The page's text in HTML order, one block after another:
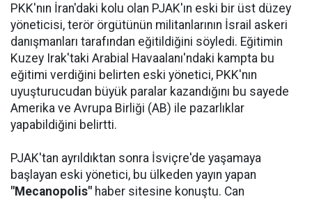
PKK'nın İran'daki kolu olan PJAK'ın eski bir üst düzey
yöneticisi, terör örgütünün militanlarının İsrail askeri
danışmanları tarafından eğitildiğini söyledi. Eğitimin
Kuzey Irak'taki Arabial Havaalanı'ndaki kampta bu
eğitimi verdiğini belirten eski yönetici, PKK'nın
uyuşturucudan büyük paralar kazandığını bu sayede
Amerika ve Avrupa Birliği (AB) ile pazarlıklar
yapabildiğini belirtti.
PJAK'tan ayrıldıktan sonra İsviçre'de yaşamaya
başlayan eski yönetici, bu ülkeden yayın yapan
"Mecanopolis" haber sitesine konuştu. Can